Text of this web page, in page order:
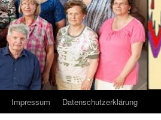
Impressum Datenschutzerklärung